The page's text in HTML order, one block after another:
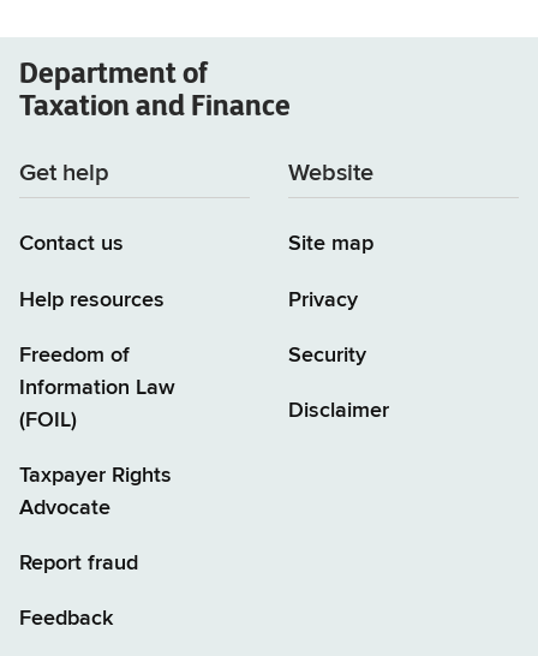
Department of
Taxation and Finance
Get help
Contact us
Help resources
Freedom of
Information Law
(FOIL)
Taxpayer Rights
Advocate
Report fraud
Feedback
Website
Site map
Privacy
Security
Disclaimer